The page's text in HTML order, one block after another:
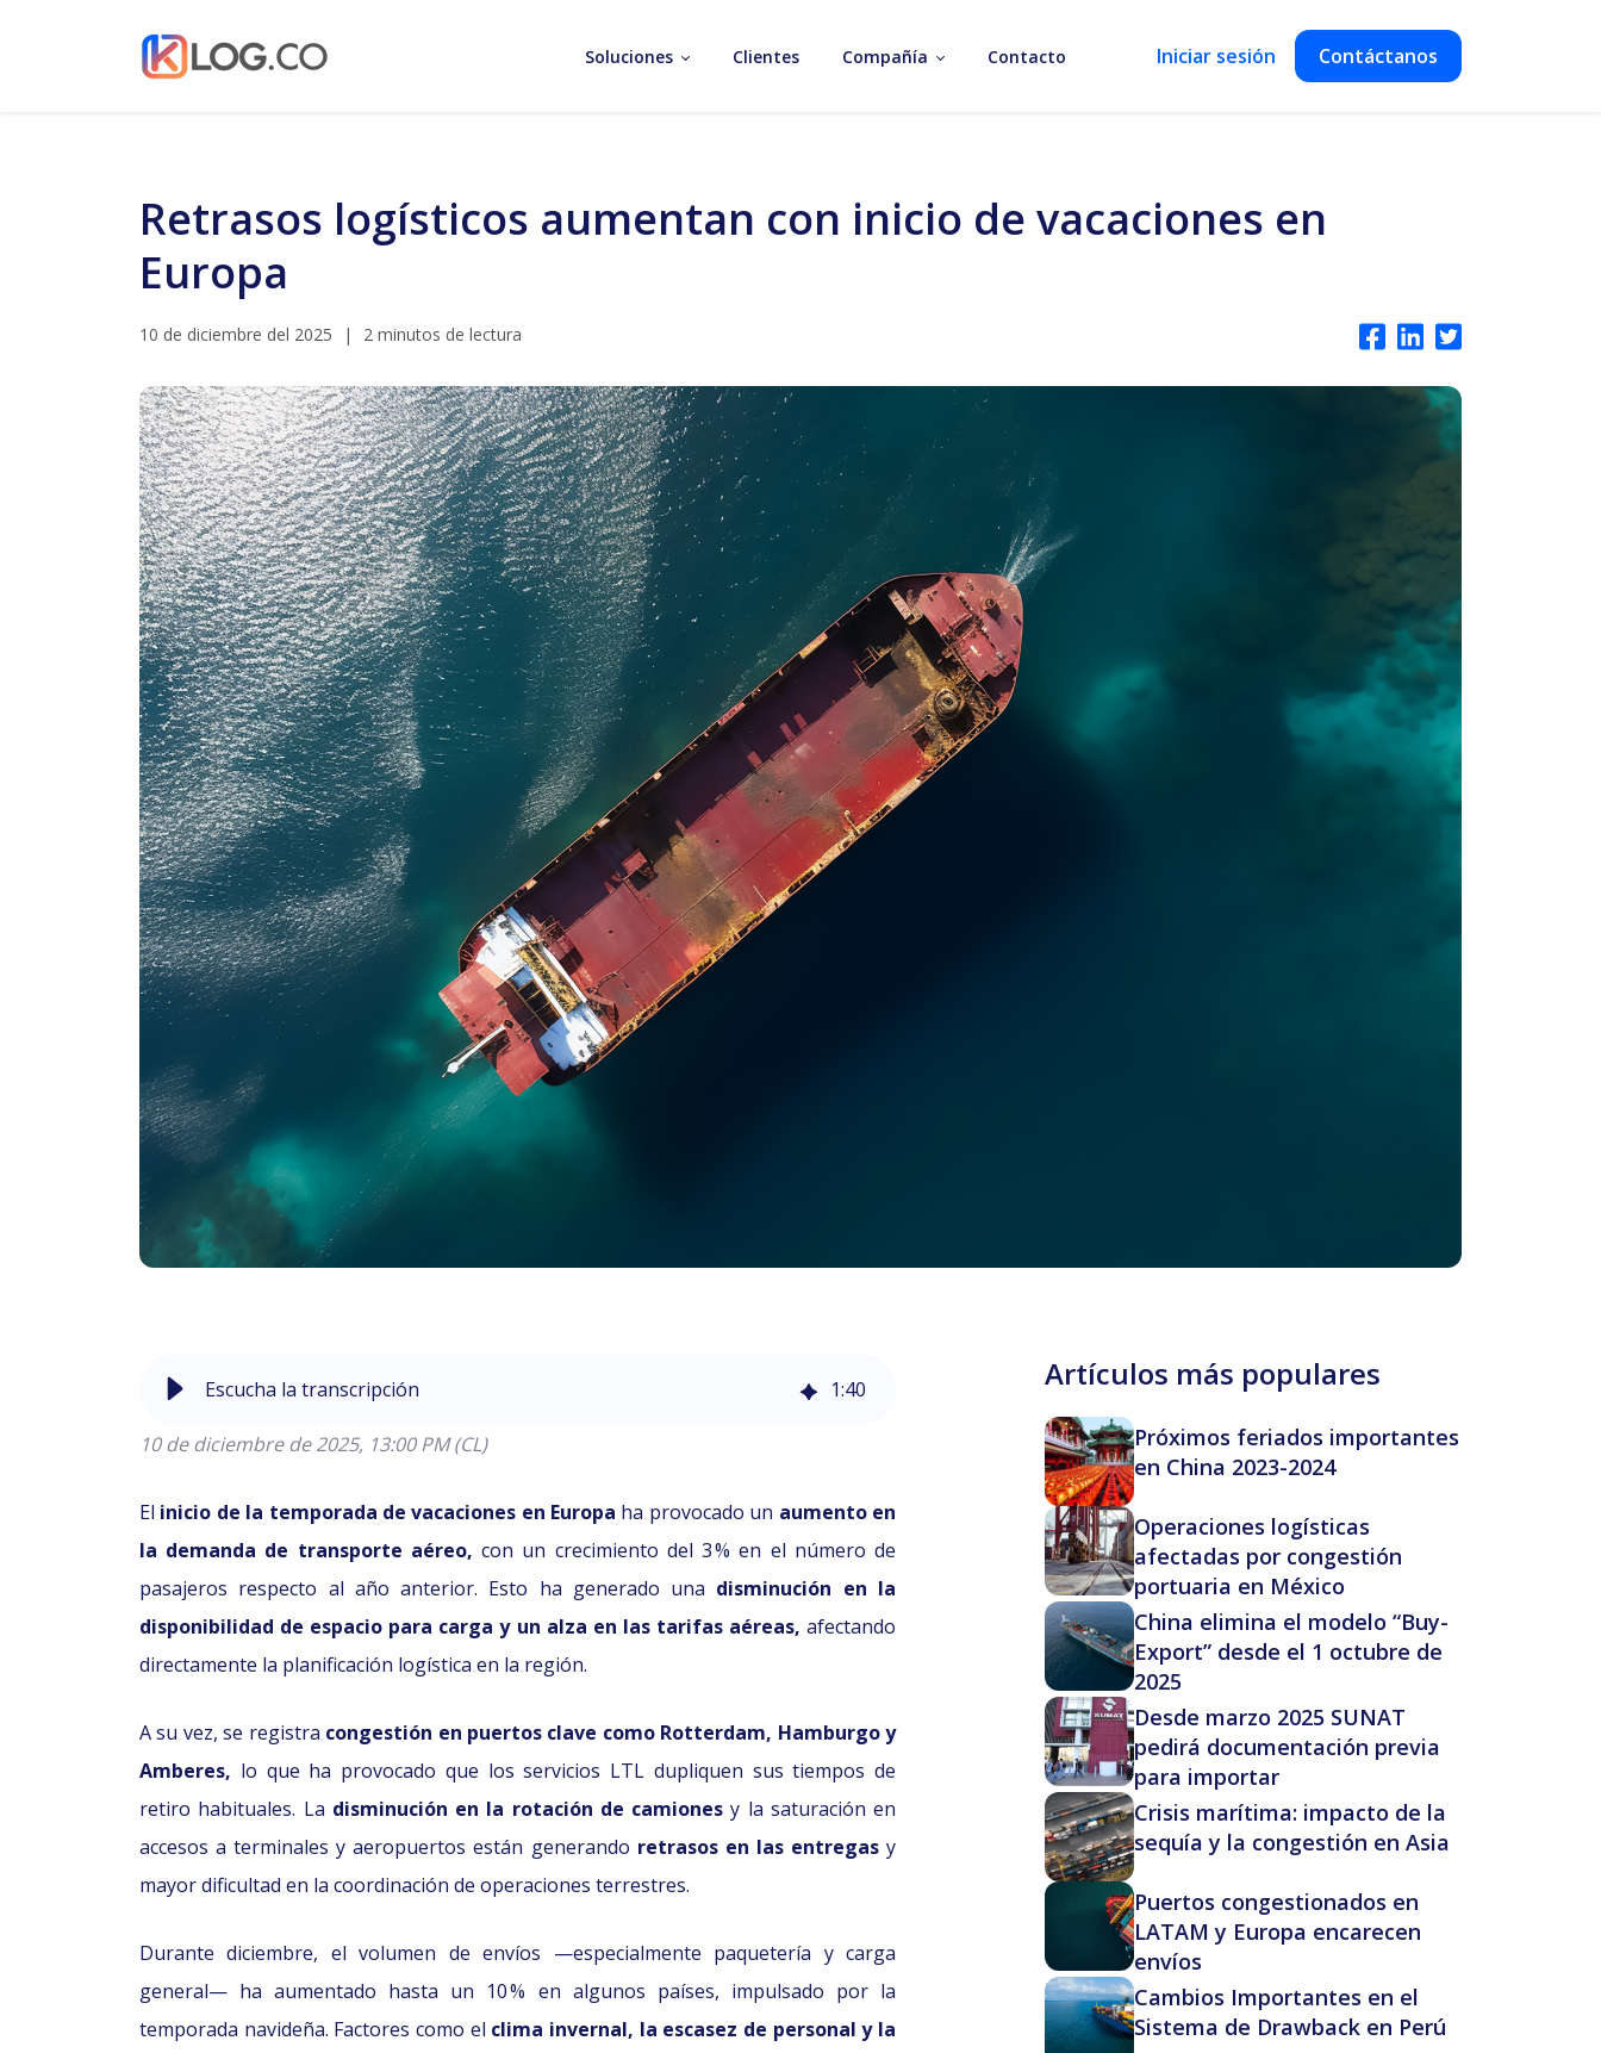
Soluciones Clientes Compañía Contacto Iniciar sesión Contáctanos
Retrasos logísticos aumentan con inicio de vacaciones en
Europa
10 de diciembre del 2025 | 2 minutos de lectura
Escucha la transcripción 1:40
10 de diciembre de 2025, 13:00 PM (CL)
El inicio de la temporada de vacaciones en Europa ha provocado un aumento en
la demanda de transporte aéreo, con un crecimiento del 3 % en el número de
pasajeros respecto al año anterior. Esto ha generado una disminución en la
disponibilidad de espacio para carga y un alza en las tarifas aéreas, afectando
directamente la planificación logística en la región.
A su vez, se registra congestión en puertos clave como Rotterdam, Hamburgo y
Amberes, lo que ha provocado que los servicios LTL dupliquen sus tiempos de
retiro habituales. La disminución en la rotación de camiones y la saturación en
accesos a terminales y aeropuertos están generando retrasos en las entregasy
mayor dificultad en la coordinación de operaciones terrestres.
Durante diciembre, el volumen de envíos —especialmente paquetería y carga
general— ha aumentado hasta un 10 % en algunos países, impulsado por la
temporada navideña. Factores como el clima invernal, la escasez de personal y la
Artículos más populares
Próximos feriados importantes
en China 2023-2024
Operaciones logísticas
afectadas por congestión
portuaria en México
China elimina el modelo “Buy-
Export” desde el 1 octubre de
2025
Desde marzo 2025 SUNAT
pedirá documentación previa
para importar
Crisis marítima: impacto de la
sequía y la congestión en Asia
Puertos congestionados en
LATAM y Europa encarecen
envíos
Cambios Importantes en el
Sistema de Drawback en Perú